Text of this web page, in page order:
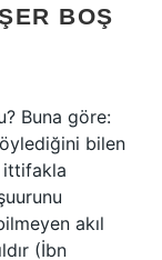
BOŞ
Buna göre:
bilen
ittifakla
akıl
(İbn